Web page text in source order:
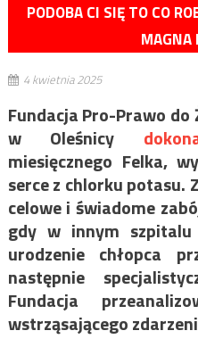
PODOBA CI SIĘ TO CO
MAGNA
4 kwietnia 2025
Fundacja Pro-Prawo
w Oleśnicy
miesięcznego Felka,
serce z chlorku potasu.
celowe i świadome
gdy w innym
urodzenie chłopca
następnie
Fundacja
wstrząsającego